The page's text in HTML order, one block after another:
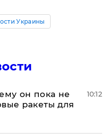
Украины
он пока не
ракеты для
10:12